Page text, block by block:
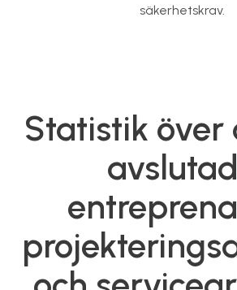
säkerhetskrav.
Statistik över